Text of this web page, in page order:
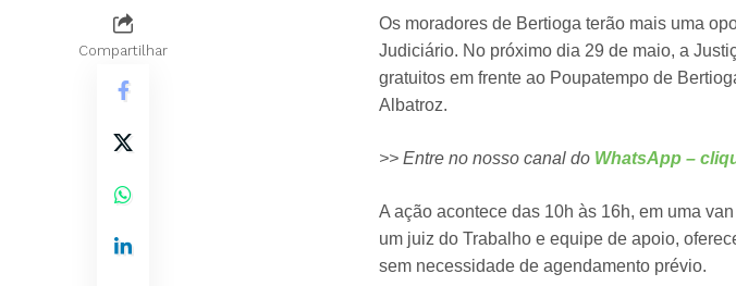
Compartilhar
Os moradores de Bertioga terão mais uma
Judiciário. No próximo dia 29 de maio, a
gratuitos em frente ao Poupatempo de
Albatroz.
>> Entre no nosso canal do WhatsApp –
A ação acontece das 10h às 16h, em uma
um juiz do Trabalho e equipe de apoio,
sem necessidade de agendamento prévio.